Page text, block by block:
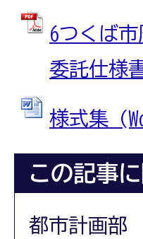
6つくば
委託仕様
様式集
この記事
都市計画部